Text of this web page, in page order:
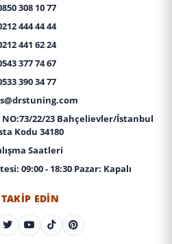
308 10 77
444 44 44
441 62 24
377 74 67
390 34 77
22/23 Bahçelievler/İstanbul
Kodu 34180
Saatleri
09:00 - 18:30 Pazar: Kapalı
EDIN